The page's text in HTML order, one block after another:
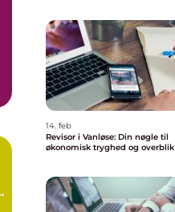
14. feb
Revisor i Vanløse: Din nøgle til
økonomisk tryghed og overblik